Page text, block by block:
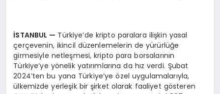
İSTANBUL — Türkiye’de kripto paralara ilişkin yasal
çerçevenin, ikincil düzenlemelerin de yürürlüğe
girmesiyle netleşmesi, kripto para borsalarının
Türkiye’ye yönelik yatırımlarına da hız verdi. Şubat
2024’ten bu yana Türkiye’ye özel uygulamalarıyla,
ülkemizde yerleşik bir şirket olarak faaliyet gösteren